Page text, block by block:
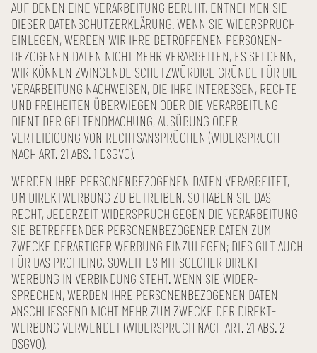
AUF DENEN EINE VERARBEITUNG BERUHT, ENTNEHMEN SIE
DIESER DATENSCHUTZ­ERKLÄRUNG. WENN SIE WIDER­SPRUCH
EINLEGEN, WERDEN WIR IHRE BETROFFENEN PERSONEN­
BEZOGENEN DATEN NICHT MEHR VERARBEITEN, ES SEI DENN,
WIR KÖNNEN ZWINGENDE SCHUTZ­WÜRDIGE GRÜNDE FÜR DIE
VERARBEITUNG NACH­WEISEN, DIE IHRE INTERESSEN, RECHTE
UND FREIHEITEN ÜBERWIEGEN ODER DIE VERARBEITUNG
DIENT DER GELTEND­MACHUNG, AUSÜBUNG ODER
VERTEIDIGUNG VON RECHTS­ANSPRÜCHEN (WIDER­SPRUCH
NACH ART. 21 ABS. 1 DSGVO).
WERDEN IHRE PERSONEN­BEZOGENEN DATEN VERARBEITET,
UM DIREKT­WERBUNG ZU BETREIBEN, SO HABEN SIE DAS
RECHT, JEDERZEIT WIDER­SPRUCH GEGEN DIE VERARBEITUNG
SIE BETREFFENDER PERSONEN­BEZOGENER DATEN ZUM
ZWECKE DERARTIGER WERBUNG EINZULEGEN; DIES GILT AUCH
FÜR DAS PROFILING, SOWEIT ES MIT SOLCHER DIREKT­
WERBUNG IN VERBINDUNG STEHT. WENN SIE WIDER­
SPRECHEN, WERDEN IHRE PERSONEN­BEZOGENEN DATEN
ANSCHLIESSEND NICHT MEHR ZUM ZWECKE DER DIREKT­
WERBUNG VERWENDET (WIDER­SPRUCH NACH ART. 21 ABS. 2
DSGVO).